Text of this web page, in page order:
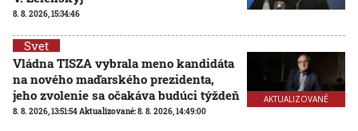
8. 8. 2026, 15:34:46
AKTUALIZOVANÉ
Svet
Vládna TISZA vybrala meno kandidáta
na nového maďarského prezidenta,
jeho zvolenie sa očakáva budúci týždeň
8. 8. 2026, 13:51:54Aktualizované:8. 8. 2026, 14:49:00